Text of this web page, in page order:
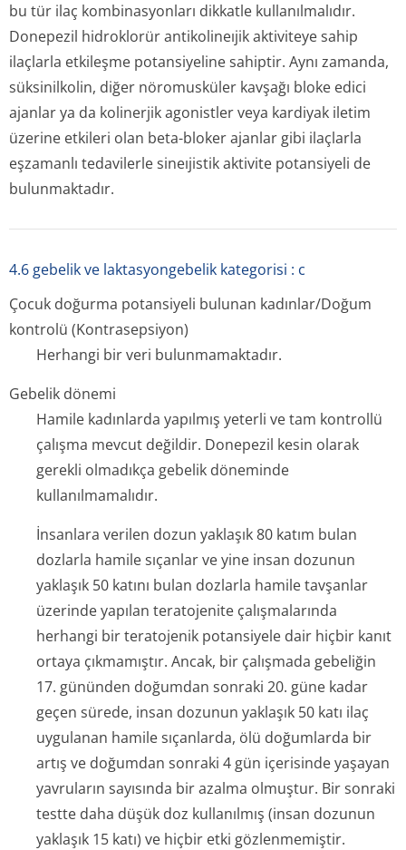
bu tür ilaç kombinasyonları dikkatle kullanılmalıdır.
Donepezil hidroklorür antikolineıjik aktiviteye sahip
ilaçlarla etkileşme potansiyeline sahiptir. Aynı zamanda,
süksinilkolin, diğer nöromusküler kavşağı bloke edici
ajanlar ya da kolinerjik agonistler veya kardiyak iletim
üzerine etkileri olan beta-bloker ajanlar gibi ilaçlarla
eşzamanlı tedavilerle sineıjistik aktivite potansiyeli de
bulunmaktadır.
4.6 gebelik ve laktasyongebelik kategorisi : c
Çocuk doğurma potansiyeli bulunan kadınlar/Doğum
kontrolü (Kontrasepsiyon)
Herhangi bir veri bulunmamaktadır.
Gebelik dönemi
Hamile kadınlarda yapılmış yeterli ve tam kontrollü
çalışma mevcut değildir. Donepezil kesin olarak
gerekli olmadıkça gebelik döneminde
kullanılmamalıdır.
İnsanlara verilen dozun yaklaşık 80 katım bulan
dozlarla hamile sıçanlar ve yine insan dozunun
yaklaşık 50 katını bulan dozlarla hamile tavşanlar
üzerinde yapılan teratojenite çalışmalarında
herhangi bir teratojenik potansiyele dair hiçbir kanıt
ortaya çıkmamıştır. Ancak, bir çalışmada gebeliğin
17. gününden doğumdan sonraki 20. güne kadar
geçen sürede, insan dozunun yaklaşık 50 katı ilaç
uygulanan hamile sıçanlarda, ölü doğumlarda bir
artış ve doğumdan sonraki 4 gün içerisinde yaşayan
yavruların sayısında bir azalma olmuştur. Bir sonraki
testte daha düşük doz kullanılmış (insan dozunun
yaklaşık 15 katı) ve hiçbir etki gözlenmemiştir.